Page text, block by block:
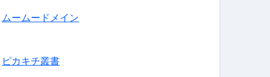
ムームードメイン
ピカキチ叢書